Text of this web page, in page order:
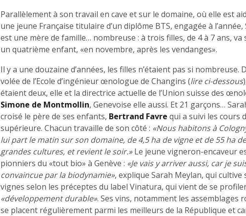
Parallèlement à son travail en cave et sur le domaine, où elle est
une jeune Française titulaire d’un diplôme BTS, engagée à l’année,
est une mère de famille… nombreuse : à trois filles, de 4 à 7 ans, va
un quatrième enfant, «en novembre, après les vendanges».
Il y a une douzaine d’années, les filles n’étaient pas si nombreuse.
volée de l’Ecole d’ingénieur œnologue de Changins (lire ci-dessous
étaient deux, elle et la directrice actuelle de l’Union suisse des
Simone de Montmollin, Genevoise elle aussi. Et 21 garçons…
croisé le père de ses enfants, Bertrand Favre qui a suivi les cours
supérieure. Chacun travaille de son côté : «Nous habitons à
lui part le matin sur son domaine, de 4,5 ha de vigne et de 55 ha de
grandes cultures, et revient le soir.»Le jeune vigneron-encaveur
pionniers du «tout bio» à Genève : «Je vais y arriver aussi, car je
convaincue par la biodynamie», explique Sarah Meylan, qui cultive
vignes selon les préceptes du label Vinatura, qui vient de se
«développement durable». Ses vins, notamment les assemblages
se placent régulièrement parmi les meilleurs de la République et